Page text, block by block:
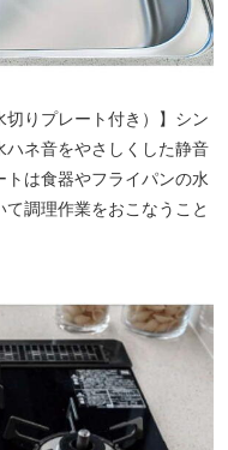
切りプレート付き）】シン
ネ音をやさしくした静音
は食器やフライパンの水
調理作業をおこなうこと